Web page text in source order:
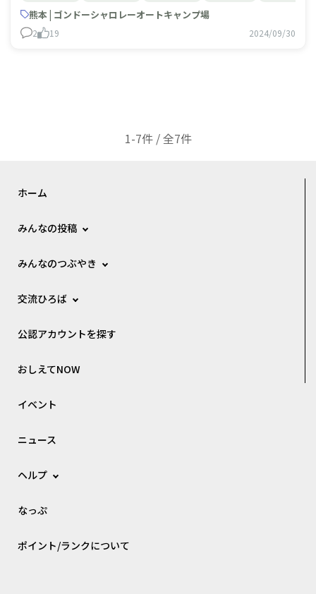
熊本 | ゴンドーシャロレーオートキャンプ場
2 19 2024/09/30
1-7件 / 全7件
ホーム
みんなの投稿
みんなのつぶやき
交流ひろば
公認アカウントを探す
おしえてNOW
イベント
ニュース
ヘルプ
なっぷ
ポイント/ランクについて